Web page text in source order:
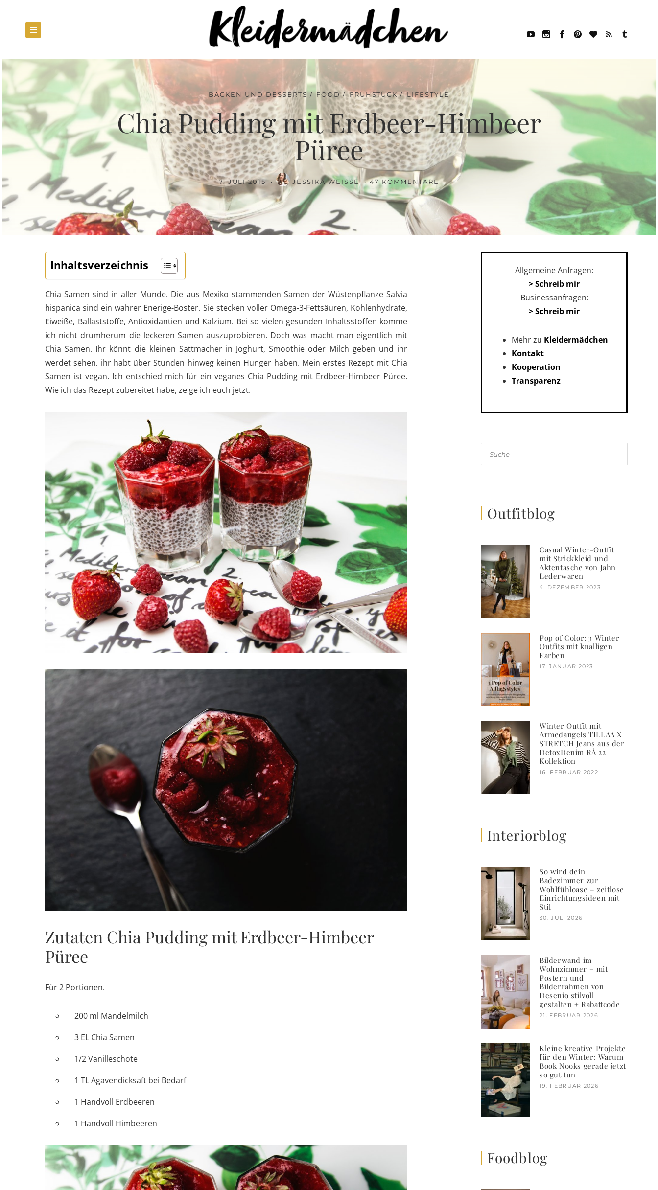
94% Chia Pudding mit Erdbeer-Himbeer Püree
BACKEN UND DESSERTS FOOD FRÜHSTÜCK LIFESTYLE
Chia Pudding mit Erdbeer-Himbeer
Püree
7. JULI 2015 JESSIKA WEISSE 47 KOMMENTARE
Inhaltsverzeichnis
Chia Samen sind in aller Munde. Die aus Mexiko stammenden Samen der Wüstenpflanze Salvia
hispanica sind ein wahrer Enerige-Boster. Sie stecken voller Omega-3-Fettsäuren, Kohlenhydrate,
Eiweiße, Ballaststoffe, Antioxidantien und Kalzium. Bei so vielen gesunden Inhaltsstoffen komme
ich nicht drumherum die leckeren Samen auszuprobieren. Doch was macht man eigentlich mit
Chia Samen. Ihr könnt die kleinen Sattmacher in Joghurt, Smoothie oder Milch geben und ihr
werdet sehen, ihr habt über Stunden hinweg keinen Hunger haben. Mein erstes Rezept mit Chia
Samen ist vegan. Ich entschied mich für ein veganes Chia Pudding mit Erdbeer-Himbeer Püree.
Wie ich das Rezept zubereitet habe, zeige ich euch jetzt.
Zutaten Chia Pudding mit Erdbeer-Himbeer
Püree
Für 2 Portionen.
200 ml Mandelmilch
3 EL Chia Samen
1/2 Vanilleschote
1 TL Agavendicksaft bei Bedarf
1 Handvoll Erdbeeren
1 Handvoll Himbeeren
Allgemeine Anfragen:
> Schreib mir
Businessanfragen:
> Schreib mir
Mehr zu Kleidermädchen
Kontakt
Kooperation
Transparenz
Suche
Outfitblog
Casual Winter-Outfit
mit Strickkleid und
Aktentasche von Jahn
Lederwaren
4. DEZEMBER 2023
Pop of Color: 3 Winter
Outfits mit knalligen
Farben
17. JANUAR 2023
Winter Outfit mit
Armedangels TILLAA X
STRETCH Jeans aus der
DetoxDenim RÅ 22
Kollektion
16. FEBRUAR 2022
Interiorblog
So wird dein
Badezimmer zur
Wohlfühloase – zeitlose
Einrichtungsideen mit
Stil
30. JULI 2026
Bilderwand im
Wohnzimmer – mit
Postern und
Bilderrahmen von
Desenio stilvoll
gestalten + Rabattcode
21. FEBRUAR 2026
Kleine kreative Projekte
für den Winter: Warum
Book Nooks gerade jetzt
so gut tun
19. FEBRUAR 2026
Foodblog